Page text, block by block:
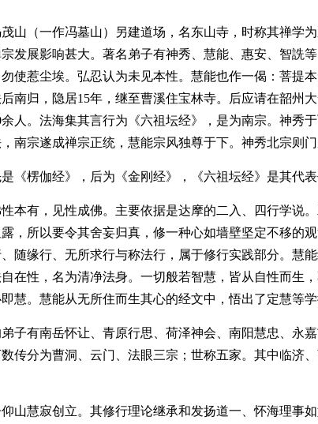
山（一作冯墓山）另建道场，名东山寺，时称其禅学
发展影响甚大。著名弟子有神秀、慧能、惠安、智詵
使惹尘埃。弘忍认为未见本性。慧能也作一偈：菩提
南归，隐居15年，继至曹溪住宝林寺。后应请在韶州
人。法海集其言行为《六祖坛经》，是为南宗。神秀
南宗遂成禅宗正统，慧能宗风独尊于下。神秀北宗则门
楞伽经》，后为《金刚经》，《六祖坛经》是其代表
有，见性成佛。主要依据是达摩的二入、四行学说
，所以要令其舍妄归真，修一种心如墙壁坚定不移的
随缘行、无所求行与称法行，属于修行实践部分。慧
在性，名为清净法身。一切般若智慧，皆从自性而生
慧。慧能从无所住而生其心的经文中，悟出了定慧等
有南岳怀让、青原行思、荷泽神会、南阳慧忠、永
传分为曹洞、云门、法眼三宗；世称五家。其中临济
山慧寂创立。其修行理论继承和发扬道一、怀海理事